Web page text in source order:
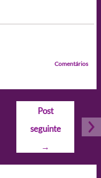
Comentários
Post
seguinte
→